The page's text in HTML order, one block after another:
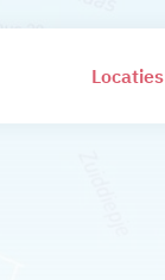
Locaties